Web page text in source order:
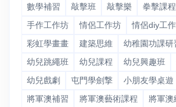
數學補習 敲擊班 敲擊樂 拳擊課程
手作工作坊
情侶工作坊 情侶diy工
彩虹學畫畫
建築思維 幼稚園功課研
幼兒跳繩班
幼兒課程 幼兒興趣班
幼兒戲劇
屯門學劍撃 小朋友學桌遊
將軍澳補習
將軍澳藝術課程
將軍澳